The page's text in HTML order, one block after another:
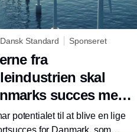
Dansk Standard Sponseret
fra
skal
succes med
potentialet til at blive en lige
for Danmark, som